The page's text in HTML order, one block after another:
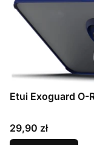
Etui Exoguard
Cena
29,90 zł